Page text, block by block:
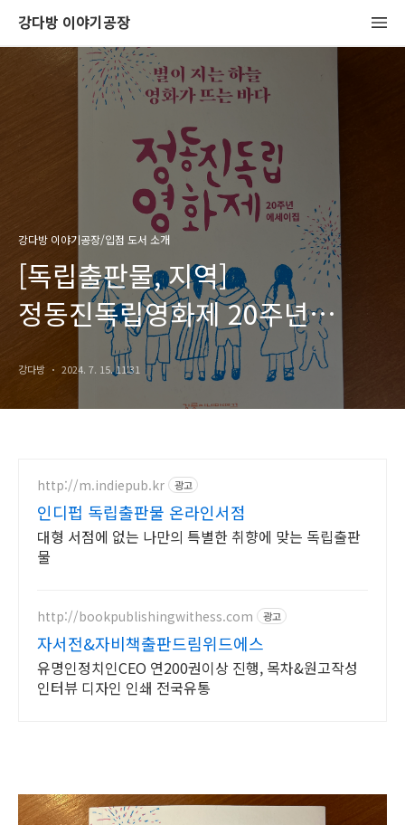
강다방 이야기공장
강다방 이야기공장/입점 도서 소개
[독립출판물, 지역]
정동진독립영화제 20주년
에세이집, 강릉씨네마떼끄
강다방 2024. 7. 15. 11:31
http://m.indiepub.kr 광고
인디펍 독립출판물 온라인서점
대형 서점에 없는 나만의 특별한 취향에 맞는 독립출판
물
http://bookpublishingwithess.com 광고
자서전&자비책출판드림위드에스
유명인정치인CEO 연200권이상 진행, 목차&원고작성
인터뷰 디자인 인쇄 전국유통